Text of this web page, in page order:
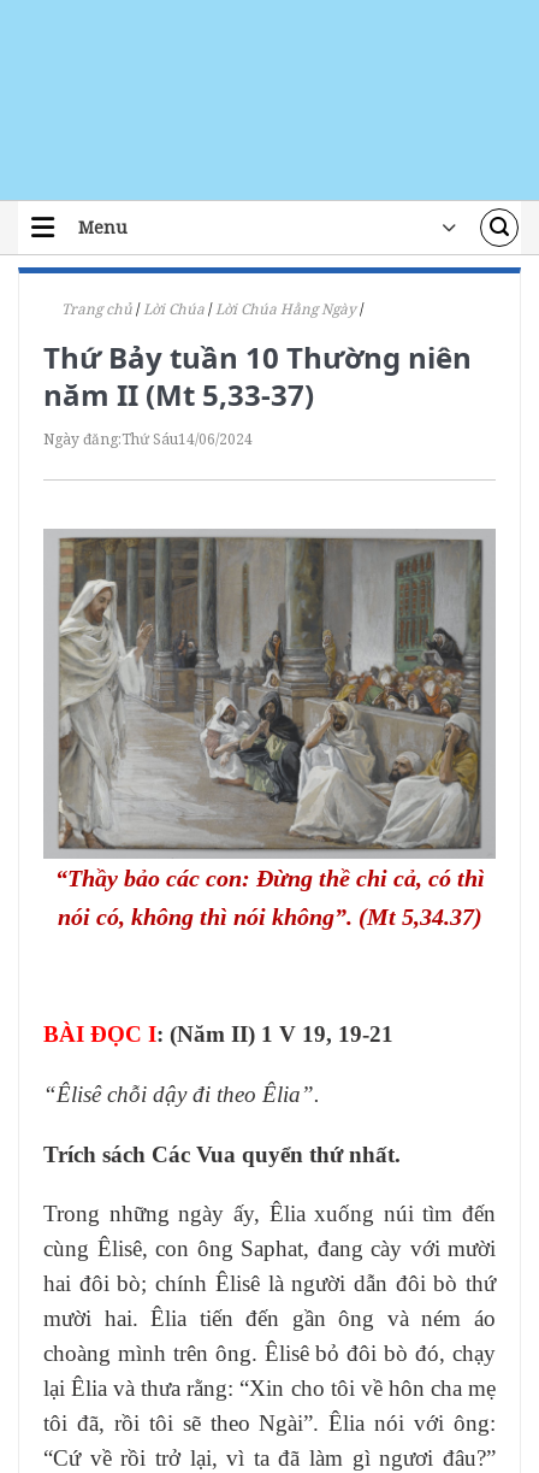
Menu
TRANG CHỦ
ĐOÀN THỂ
VĂN HOÁ NGHỆ THUẬT
TƯ LIỆU
GIỚI THIỆU
LIÊN HỆ
Trang chủ/Lời Chúa/Lời Chúa Hằng Ngày/
Thứ Bảy tuần 10 Thường niên
năm II (Mt 5,33-37)
Ngày đăng:Thứ Sáu14/06/2024
“Thầy bảo các con: Ðừng thề chi cả, có thì
nói có, không thì nói không”. (Mt 5,34.37)
BÀI ĐỌC I: (Năm II) 1 V 19, 19-21
“Êlisê chỗi dậy đi theo Êlia”.
Trích sách Các Vua quyển thứ nhất.
Trong những ngày ấy, Êlia xuống núi tìm đến
cùng Êlisê, con ông Saphat, đang cày với mười
hai đôi bò; chính Êlisê là người dẫn đôi bò thứ
mười hai. Êlia tiến đến gần ông và ném áo
choàng mình trên ông. Êlisê bỏ đôi bò đó, chạy
lại Êlia và thưa rằng: “Xin cho tôi về hôn cha mẹ
tôi đã, rồi tôi sẽ theo Ngài”. Êlia nói với ông:
“Cứ về rồi trở lại, vì ta đã làm gì ngươi đâu?”